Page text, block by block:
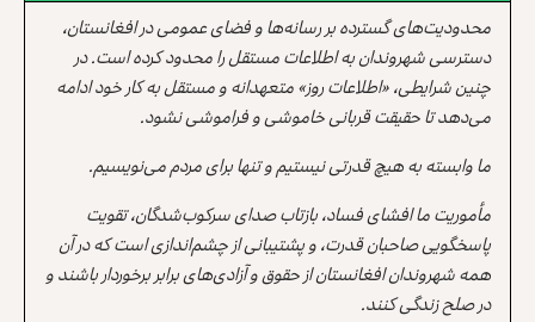
محدودیت‌های گسترده بر رسانه‌ها و فضای عمومی در افغانستان،
دسترسی شهروندان به اطلاعات مستقل را محدود کرده است. در
چنین شرایطی، «اطلاعات روز» متعهدانه و مستقل به کار خود ادامه
می‌دهد تا حقیقت قربانی خاموشی و فراموشی نشود.
ما وابسته به هیچ قدرتی نیستیم و تنها برای مردم می‌نویسیم.
مأموریت ما افشای فساد، بازتاب صدای سرکوب‌شدگان، تقویت
پاسخگویی صاحبان قدرت، و پشتیبانی از چشم‌اندازی است که در آن
همه شهروندان افغانستان از حقوق و آزادی‌های برابر برخوردار باشند و
در صلح زندگی کنند.